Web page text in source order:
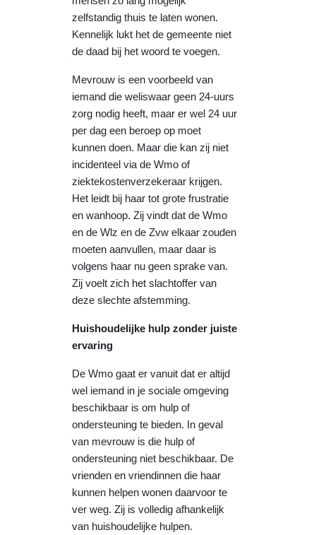
zelfstandig thuis te laten wonen.
Kennelijk lukt het de gemeente niet
de daad bij het woord te voegen.
Mevrouw is een voorbeeld van
iemand die weliswaar geen 24-uurs
zorg nodig heeft, maar er wel 24 uur
per dag een beroep op moet
kunnen doen. Maar die kan zij niet
incidenteel via de Wmo of
ziektekostenverzekeraar krijgen.
Het leidt bij haar tot grote frustratie
en wanhoop. Zij vindt dat de Wmo
en de Wlz en de Zvw elkaar zouden
moeten aanvullen, maar daar is
volgens haar nu geen sprake van.
Zij voelt zich het slachtoffer van
deze slechte afstemming.
Huishoudelijke hulp zonder juiste
ervaring
De Wmo gaat er vanuit dat er altijd
wel iemand in je sociale omgeving
beschikbaar is om hulp of
ondersteuning te bieden. In geval
van mevrouw is die hulp of
ondersteuning niet beschikbaar. De
vrienden en vriendinnen die haar
kunnen helpen wonen daarvoor te
ver weg. Zij is volledig afhankelijk
van huishoudelijke hulpen.